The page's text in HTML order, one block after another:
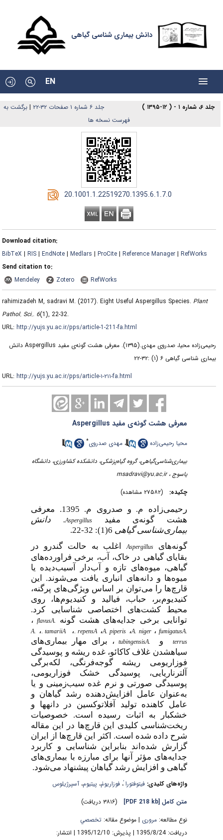
دانش بیماری شناسی گیاهی
EN
جلد ۶، شماره ۱ - ( ۱۲-۱۳۹۵ ) جلد ۶ شماره ۱ صفحات ۳۲-۲۲ | برگشت به
فهرست نسخه ها
‎ 20.1001.1.22519270.1395.6.1.7.0
Download citation:
BibTeX |RIS |EndNote |Medlars |ProCite |Reference Manager |RefWorks
Send citation to:
Mendeley
Zotero RefWorks
rahimizadeh M, sadravi M.(2017).Eight Useful Aspergillus Species.Plant
Pathol. Sci..6(1), 22-32.
URL:http://yujs.yu.ac.ir/pps/article-1-211-fa.html
رحیمی‌زاده محیا، صدروی مهدی.(۱۳۹۵).
معرفی هشت گونه‌ی مفید Aspergillus دانش
بیماری شناسی گیاهی ۶ (۱) :۳۲-۲۲
URL:http://yujs.yu.ac.ir/pps/article-۱-۲۱۱-fa.html
معرفی هشت گونه‌ی مفید Aspergillus
محیا رحیمی‌زاده ،مهدی صدروی
بیماری‌شناسی‌گیاهی، گروه گیاه‌پزشکی، دانشکده کشاورزی، دانشگاه
یاسوج ،msadravi@yu.ac.ir
چکیده:
رحیمی‌زاده م. و صدروی م. 1395. معرفی
هشت گونه‌ی مفید
Aspergillus
.دانش
بیماری‌شناسی گیاهی 6(1):
32-22.
گونه‌های
Aspergillus
اغلب به حالت گندرو در
بقایای گیاهی در خاک، آب، برخی فراورده‌های
گیاهی، میوه‌های تازه و آب‌دار آسیب‌دیده یا
میوه‌ها و دانه‌های انباری یافت می‌شوند. این
قارچ‌ها را می‌توان بر اساس ویژگی‌های پرگنه،
کنیدیوم‌بر، حباب، فیالید و کنیدیوم‌ها، روی
محیط کشت‌های اختصاصی شناسایی کرد.
توانایی برخی جدایه‌های هشت گونهA.
flavus ،
fumigatus ،A. niger ،A. piperis ،A
.repens ، .tamarii ،A.
terrus
و tubingensis، برای مهار بیماری‌های
سیاه­شدن غلاف کاکائو، غده ریشه و پوسیدگی
فوزاریومی ریشه گوجه‌فرنگی، لکه‌برگی
آلترناریایی، پوسیدگی خشک فوزاریومی،
پوسیدگی صورتی و نرم غده سیب‌زمینی و یا
به‌عنوان عامل افزایش‌دهنده رشد گیاهان و
عامل کاهنده تولید آفلاتوکسین در دانه­ها و
خشکبار به اثبات رسیده است. خصوصیات
ریخت‌شناسی کلیدی این قارچ‌ها در این مقاله
شرح داده شده است. اکثر این قارچ‌ها از ایران
گزارش شده‌اند بنابراین شناسایی و کاربرد
جدایه‌های مؤثر آن­ها برای مبارزه با بیماری‌های
گیاهی و افزایش رشد گیاهان پیشنهاد می‌شود.
واژه‌های کلیدی:فیتوفتورا ٰ،فوزاریومٰ،پیتیوم،آسپرژیلوس
متن کامل[PDF 218 kb]
نوع مطالعه:مروری| موضوع مقاله:تخصصي
دریافت: 1395/8/24 | پذیرش: 1395/12/10 | انتشار: